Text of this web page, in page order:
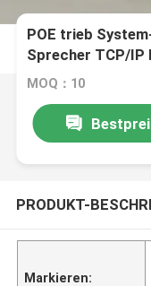
POE trieb
Sprecher TCP/IP
MOQ：10
PRODUKT-
Markieren: